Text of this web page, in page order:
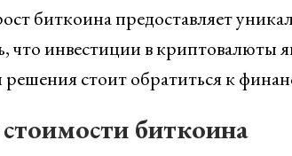
биткоина предоставляет
что инвестиции в
стоит обратиться к
биткоина